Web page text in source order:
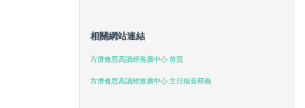
相關網站連結
方濟會思高讀經推廣中心 首頁
方濟會思高讀經推廣中心 主日福音釋義